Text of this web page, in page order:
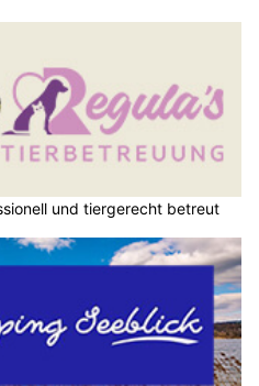
und tiergerecht betreut